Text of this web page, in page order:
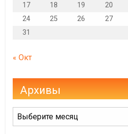
17
18 19 20
24
25 26 27
31
« Окт
Архивы
Архивы